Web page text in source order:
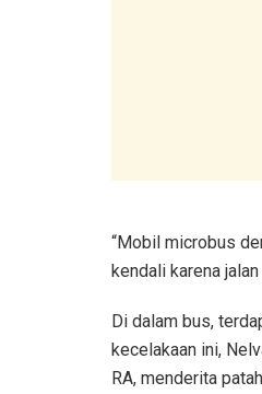
“Mobil microbus
kendali karena
Di dalam bus,
kecelakaan ini,
RA, menderita